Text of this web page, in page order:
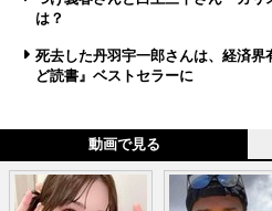
は？
死去した丹羽宇一郎さんは、経済
ど読書』ベストセラーに
動画で見る